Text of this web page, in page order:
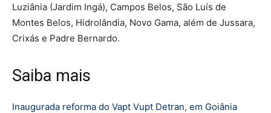
Luziânia (Jardim Ingá), Campos Belos, São Luís de
Montes Belos, Hidrolândia, Novo Gama, além de Jussara,
Crixás e Padre Bernardo.
Saiba mais
Inaugurada reforma do Vapt Vupt Detran, em Goiânia